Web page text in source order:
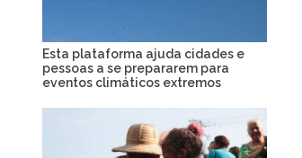
Esta plataforma ajuda cidades e
pessoas a se prepararem para
eventos climáticos extremos